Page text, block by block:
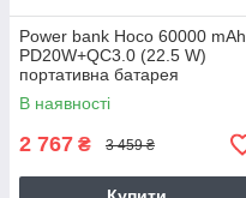
Power bank Hoco 60000 mAh
PD20W+QC3.0 (22.5 W)
портативна батарея
повербанк з ліхтариком
4xUSB Black
В наявності
2 767 ₴ 3 459 ₴